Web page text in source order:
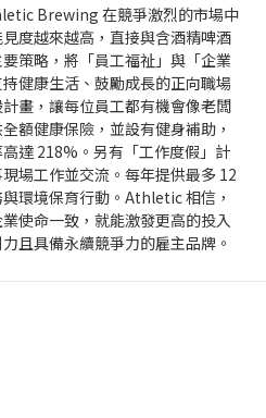
Brewing 在競爭激烈的市場中
度越來越高，直接與含酒精啤酒
策略，將「員工福祉」與「企業
健康生活、鼓勵成長的正向職場
畫，讓每位員工都有機會像老闆
額健康保險，並設有健身補助，
達 218%。另有「工作度假」計
場工作並交流。每年提供最多 12
環境保育行動。Athletic 相信，
使命一致，就能激發更高的投入
且具備永續競爭力的雇主品牌。